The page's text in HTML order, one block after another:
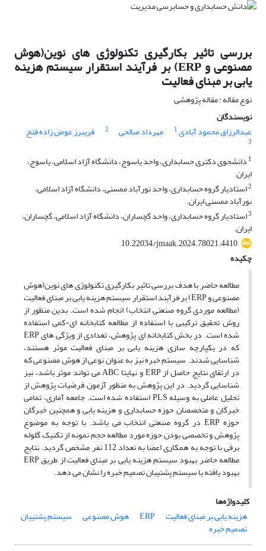
بررسی تاثیر بکارگیری تکنولوژی های نوین(هوش
مصنوعی و ERP) بر فرآیند استقرار سیستم هزینه
یابی بر مبنای فعالیت
نوع مقاله : مقاله پژوهشی
نویسندگان
عبدالرزاق محمود آبادی1 مهرداد صالحی 2 فریبرز عوض زاده فتح
3
1 دانشجوی دکتری حسابداری، واحد یاسوج، دانشگاه آزاد اسلامی، یاسوج،
ایران
2استادیار گروه حسابداری، واحد نورآباد ممسنی، دانشگاه آزاد اسلامی،
نورآباد ممسنی ایران.
3استادیار گروه حسابداری، واحد گچساران، دانشگاه آزاد اسلامی، گچساران،
ایران.
10.22034/jmaak.2024.78021.4410
چکیده
مطالعه حاضر با هدف بررسی تاثیر بکارگیری تکنولوژی های نوین(هوش
مصنوعی و ERP) بر فرآیند استقرار سیستم هزینه یابی بر مبنای فعالیت
(مطالعه موردی گروه صنعتی انتخاب) انجام شده است. بدین منظور از
روش تحقیق ترکیبی با استفاده از مطالعه کتابخانه ای-کمی استفاده
شده است. در بخش کتابخانه ای پژوهش، تعدادی از ویژگی های ERP
که در یکپارچه سازی هزینه یابی بر مبنای فعالیت موثر هستند،
شناسایی شدند. سیستم خبره نیز به عنوان نوعی از هوش مصنوعی که
در ارتقای نتایج حاصل از ERP و نهایتا ABC می تواند موثر باشد، نیز
شناسایی گردید. در این پژوهش به منظور آزمون فرضیات پژوهش از
تحلیل عاملی به وسیله PLS استفاده شده است. جامعه آماری، تمامی
خبرگان و متخصصان حوزه حسابداری و هزینه یابی و همچنین خبرگان
حوزه ERP در گروه صنعتی انتخاب می باشد. با توجه به موضوع
پژوهش و تخصصی بودن حوزه مورد مطالعه حجم نمونه از تکنیک گلوله
برفی با توجه به همکاری اعضا به تعداد 112 نفر مشخص گردید. نتایج
مطالعه حاضر بهبود سیستم هزینه یابی بر مبنای فعالیت از طریق ERP
بهبود یافته با سیستم پشتیبان تصمیم خبره را نشان می دهد.
کلیدواژه‌ها
هزینه یابی بر مبنای فعالیت
ERP هوش مصنوعی سیستم پشتیبان
تصمیم خبره